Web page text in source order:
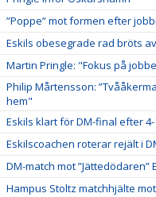
”Poppe” mot formen efter
Eskils obesegrade rad bröts
Martin Pringle: "Fokus på
Philip Mårtensson:
hem"
Eskils klart för DM-final efter
Eskilscoachen roterar rejält i
DM-match mot ”Jättedödaren”
Hampus Stoltz matchhjälte